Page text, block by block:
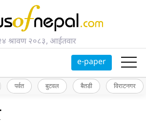
श्रावण २०८३, आईतवार
e-paper
पर्वत बुटवल बैतडी विराटनगर